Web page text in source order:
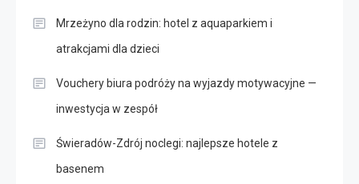
Mrzeżyno dla rodzin: hotel z aquaparkiem i
atrakcjami dla dzieci
Vouchery biura podróży na wyjazdy motywacyjne —
inwestycja w zespół
Świeradów-Zdrój noclegi: najlepsze hotele z
basenem